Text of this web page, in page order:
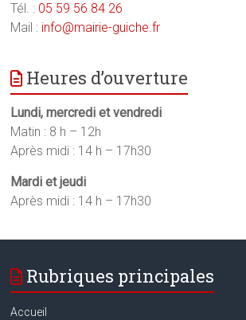
Tél. : 05 59 56 84 26
Mail : info@mairie-guiche.fr
Heures d’ouverture
Lundi, mercredi et vendredi
Matin : 8 h – 12h
Après midi : 14 h – 17h30
Mardi et jeudi
Après midi : 14 h – 17h30
Rubriques principales
Accueil